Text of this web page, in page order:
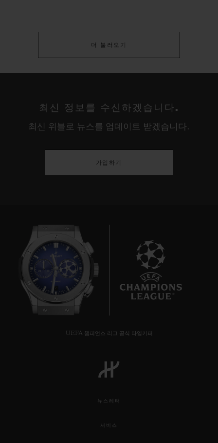
더 불러오기
최신 정보를 수신하겠습니다.
최신 위블로 뉴스를 업데이트 받겠습니다.
가입하기
UEFA 챔피언스 리그 공식 타임키퍼
뉴스레터
서비스